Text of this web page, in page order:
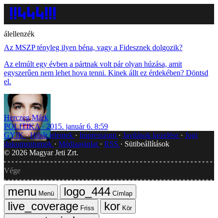
álellenzék
Az MSZP tényleg ilyen béna, vagy a Fidesznek dolgozik?
Az elmúlt egy évben a pártnak volt pár olyan húzása, amit
egyszerűen nem lehet hova tenni. Kinek állt ez érdekében? Döntsd
el.
Herczeg Márk
POLITIKA
2015. január 6. 8:59
GYIK Hibát jelentek Impresszum Javítások kezelése
Jogi
dokumentumok
Médiaajánlat RSS
Sütibeállítások
© 2026 Magyar Jeti Zrt.
Vége
Menü
Címlap
Friss
Kör